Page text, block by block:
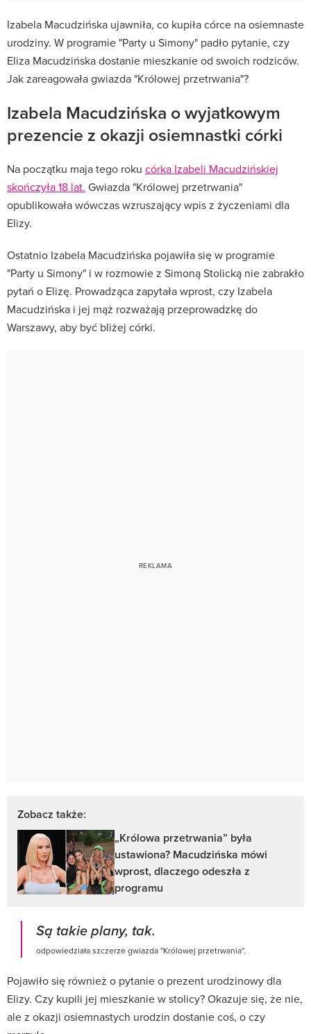
Izabela Macudzińska ujawniła, co kupiła córce na osiemnaste
urodziny. W programie "Party u Simony" padło pytanie, czy
Eliza Macudzińska dostanie mieszkanie od swoich rodziców.
Jak zareagowała gwiazda "Królowej przetrwania"?
Izabela Macudzińska o wyjatkowym
prezencie z okazji osiemnastki córki
Na początku maja tego roku córka Izabeli Macudzińskiej
skończyła 18 lat. Gwiazda "Królowej przetrwania"
opublikowała wówczas wzruszający wpis z życzeniami dla
Elizy.
Ostatnio Izabela Macudzińska pojawiła się w programie
"Party u Simony" i w rozmowie z Simoną Stolicką nie zabrakło
pytań o Elizę. Prowadząca zapytała wprost, czy Izabela
Macudzińska i jej mąż rozważają przeprowadzkę do
Warszawy, aby być bliżej córki.
Zobacz także:
„Królowa przetrwania” była
ustawiona? Macudzińska mówi
wprost, dlaczego odeszła z
programu
Są takie plany, tak.
odpowiedziała szczerze gwiazda ''Królowej przetrwania''.
Pojawiło się również o pytanie o prezent urodzinowy dla
Elizy. Czy kupili jej mieszkanie w stolicy? Okazuje się, że nie,
ale z okazji osiemnastych urodzin dostanie coś, o czy